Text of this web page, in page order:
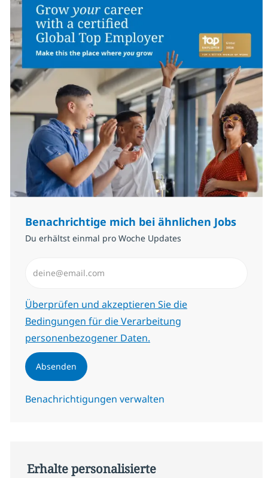
Benachrichtige mich bei ähnlichen Jobs
Du erhältst einmal pro Woche Updates
Erforderlich
Überprüfen und akzeptieren Sie die
Bedingungen für die Verarbeitung
personenbezogener Daten.
Absenden
Benachrichtigungen verwalten
Erhalte personalisierte